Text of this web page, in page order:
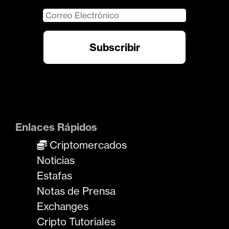
Enlaces Rápidos
Criptomercados
Noticias
Estafas
Notas de Prensa
Exchanges
Cripto Tutoriales